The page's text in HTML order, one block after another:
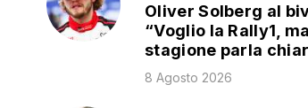
Oliver Solberg al
“Voglio la Rally1,
stagione parla
8 Agosto 2026